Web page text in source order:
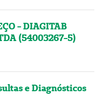
- DIAGITAB
(54003267-5)
e Diagnósticos